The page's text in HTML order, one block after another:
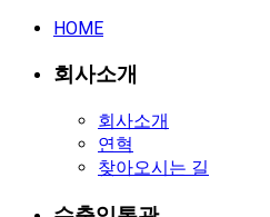
HOME
회사소개
회사소개
연혁
찾아오시는 길